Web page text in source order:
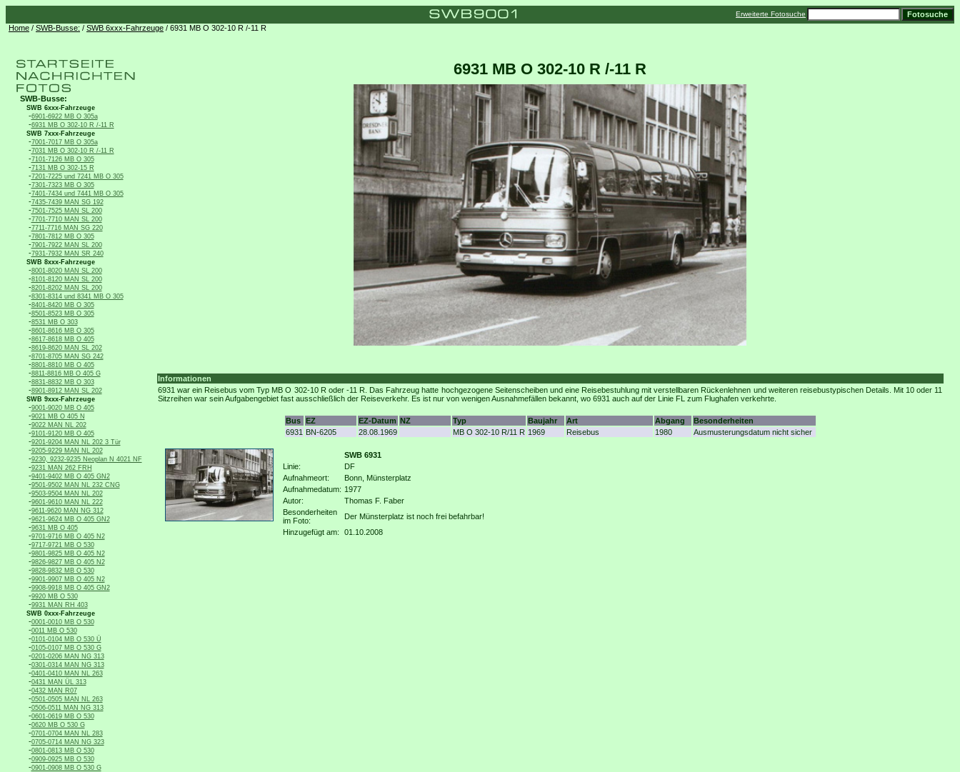
Erweiterte Fotosuche
Home / SWB-Busse: / SWB 6xxx-Fahrzeuge / 6931 MB O 302-10 R /-11 R
SWB-Busse:
SWB 6xxx-Fahrzeuge
-6901-6922 MB O 305a
-6931 MB O 302-10 R /-11 R
SWB 7xxx-Fahrzeuge
-7001-7017 MB O 305a
-7031 MB O 302-10 R /-11 R
-7101-7126 MB O 305
-7131 MB O 302-15 R
-7201-7225 und 7241 MB O 305
-7301-7323 MB O 305
-7401-7434 und 7441 MB O 305
-7435-7439 MAN SG 192
-7501-7525 MAN SL 200
-7701-7710 MAN SL 200
-7711-7716 MAN SG 220
-7801-7812 MB O 305
-7901-7922 MAN SL 200
-7931-7932 MAN SR 240
SWB 8xxx-Fahrzeuge
-8001-8020 MAN SL 200
-8101-8120 MAN SL 200
-8201-8202 MAN SL 200
-8301-8314 und 8341 MB O 305
-8401-8420 MB O 305
-8501-8523 MB O 305
-8531 MB O 303
-8601-8616 MB O 305
-8617-8618 MB O 405
-8619-8620 MAN SL 202
-8701-8705 MAN SG 242
-8801-8810 MB O 405
-8811-8816 MB O 405 G
-8831-8832 MB O 303
-8901-8912 MAN SL 202
SWB 9xxx-Fahrzeuge
-9001-9020 MB O 405
-9021 MB O 405 N
-9022 MAN NL 202
-9101-9120 MB O 405
-9201-9204 MAN NL 202 3 Tür
-9205-9229 MAN NL 202
-9230, 9232-9235 Neoplan N 4021 NF
-9231 MAN 262 FRH
-9401-9402 MB O 405 GN2
-9501-9502 MAN NL 232 CNG
-9503-9504 MAN NL 202
-9601-9610 MAN NL 222
-9611-9620 MAN NG 312
-9621-9624 MB O 405 GN2
-9631 MB O 405
-9701-9716 MB O 405 N2
-9717-9721 MB O 530
-9801-9825 MB O 405 N2
-9826-9827 MB O 405 N2
-9828-9832 MB O 530
-9901-9907 MB O 405 N2
-9908-9918 MB O 405 GN2
-9920 MB O 530
-9931 MAN RH 403
SWB 0xxx-Fahrzeuge
-0001-0010 MB O 530
-0011 MB O 530
-0101-0104 MB O 530 Ü
-0105-0107 MB O 530 G
-0201-0206 MAN NG 313
-0301-0314 MAN NG 313
-0401-0410 MAN NL 263
-0431 MAN ÜL 313
-0432 MAN R07
-0501-0505 MAN NL 263
-0506-0511 MAN NG 313
-0601-0619 MB O 530
-0620 MB O 530 G
-0701-0704 MAN NL 283
-0705-0714 MAN NG 323
-0801-0813 MB O 530
-0909-0925 MB O 530
-0901-0908 MB O 530 G
6931 MB O 302-10 R /-11 R
Informationen
6931 war ein Reisebus vom Typ MB O 302-10 R oder -11 R. Das Fahrzeug hatte hochgezogene Seitenscheiben und eine Reisebestuhlung mit verstellbaren Rückenlehnen und weiteren reisebustypischen Details. Mit 10 oder 11
Sitzreihen war sein Aufgabengebiet fast ausschließlich der Reiseverkehr. Es ist nur von wenigen Ausnahmefällen bekannt, wo 6931 auch auf der Linie FL zum Flughafen verkehrte.
Bus EZ EZ-Datum NZ Typ Baujahr Art Abgang
Besonderheiten
6931 BN-6205 28.08.1969 MB O 302-10 R/11 R 1969 Reisebus 1980 Ausmusterungsdatum nicht sicher
SWB 6931
Linie:
DF
Aufnahmeort:
Bonn, Münsterplatz
Aufnahmedatum: 1977
Autor:
Thomas F. Faber
Besonderheiten
im Foto:
Der Münsterplatz ist noch frei befahrbar!
Hinzugefügt am:
01.10.2008